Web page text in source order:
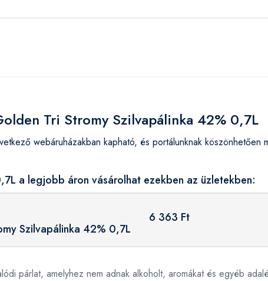
Tri Stromy Szilvapálinka 42% 0,7L
webáruházakban kapható, és portálunknak köszönhetően
a legjobb áron vásárolhat ezekben az üzletekben:
Szilvapálinka 42% 0,7L
6 363 Ft
párlat, amelyhez nem adnak alkoholt, aromákat és egyéb